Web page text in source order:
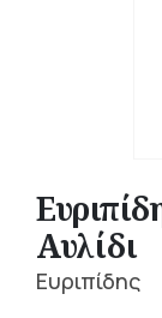
Αυλίδι
Ευριπίδης